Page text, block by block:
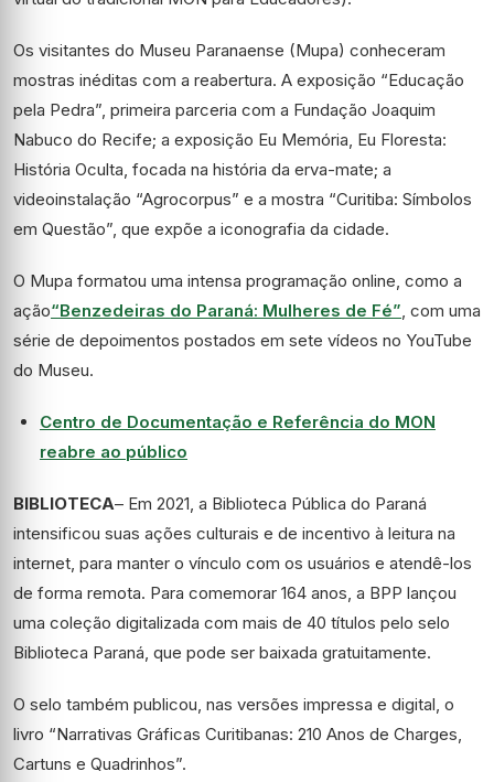
Os visitantes do Museu Paranaense (Mupa) conheceram
mostras inéditas com a reabertura. A exposição “Educação
pela Pedra”, primeira parceria com a Fundação Joaquim
Nabuco do Recife; a exposição Eu Memória, Eu Floresta:
História Oculta, focada na história da erva-mate; a
videoinstalação “Agrocorpus” e a mostra “Curitiba: Símbolos
em Questão”, que expõe a iconografia da cidade.
O Mupa formatou uma intensa programação online, como a
ação“Benzedeiras do Paraná: Mulheres de Fé”, com uma
série de depoimentos postados em sete vídeos no YouTube
do Museu.
Centro de Documentação e Referência do MON
reabre ao público
BIBLIOTECA– Em 2021, a Biblioteca Pública do Paraná
intensificou suas ações culturais e de incentivo à leitura na
internet, para manter o vínculo com os usuários e atendê-los
de forma remota. Para comemorar 164 anos, a BPP lançou
uma coleção digitalizada com mais de 40 títulos pelo selo
Biblioteca Paraná, que pode ser baixada gratuitamente.
O selo também publicou, nas versões impressa e digital, o
livro “Narrativas Gráficas Curitibanas: 210 Anos de Charges,
Cartuns e Quadrinhos”.